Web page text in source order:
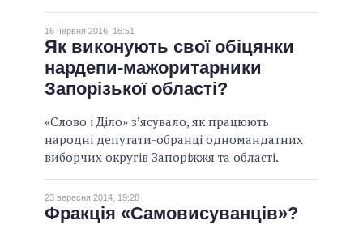
16 червня 2016, 16:51
Як виконують свої обіцянки
нардепи-мажоритарники
Запорізької області?
«Слово і Діло» з’ясувало, як працюють
народні депутати-обранці одномандатних
виборчих округів Запоріжжя та області.
23 вересня 2014, 19:28
Фракція «Самовисуванців»?